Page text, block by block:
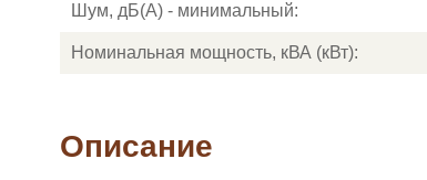
Шум, дБ(А) - минимальный:
Номинальная мощность, кВА (кВт):
Описание